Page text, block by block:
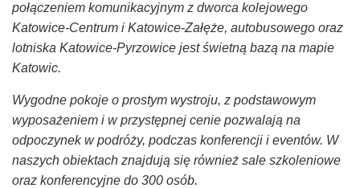
połączeniem komunikacyjnym z dworca kolejowego
Katowice-Centrum i Katowice-Załęże, autobusowego oraz
lotniska Katowice-Pyrzowice jest świetną bazą na mapie
Katowic.
Wygodne pokoje o prostym wystroju, z podstawowym
wyposażeniem i w przystępnej cenie pozwalają na
odpoczynek w podróży, podczas konferencji i eventów. W
naszych obiektach znajdują się również sale szkoleniowe
oraz konferencyjne do 300 osób.